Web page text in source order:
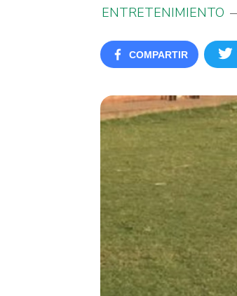
ENTRETENIMIENTO
COMPARTIR